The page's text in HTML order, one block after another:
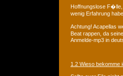
Hoffnungslose
wenig Erfahrung
Achtung! Acapellas
Beat rappen, da
Anmelde-mp3 in
1.2 Wieso bekomme